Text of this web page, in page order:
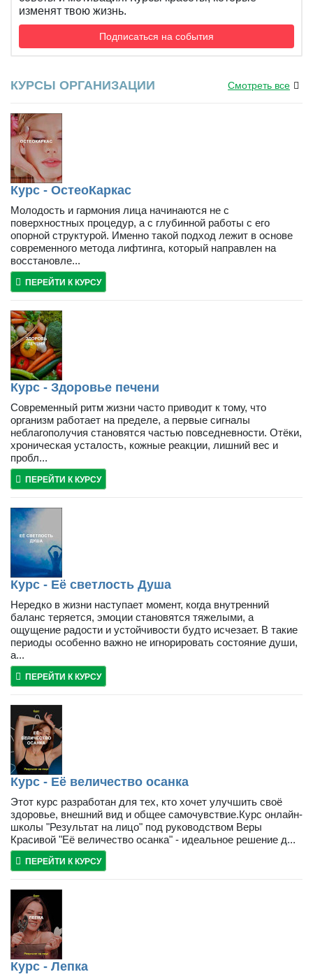
изменят твою жизнь.
Подписаться на события
КУРСЫ ОРГАНИЗАЦИИ Смотреть все
Курс - ОстеоКаркас
Молодость и гармония лица начинаются не с
поверхностных процедур, а с глубинной работы с его
опорной структурой. Именно такой подход лежит в основе
современного метода лифтинга, который направлен на
восстановле...
ПЕРЕЙТИ К КУРСУ
Курс - Здоровье печени
Современный ритм жизни часто приводит к тому, что
организм работает на пределе, а первые сигналы
неблагополучия становятся частью повседневности. Отёки,
хроническая усталость, кожные реакции, лишний вес и
пробл...
ПЕРЕЙТИ К КУРСУ
Курс - Её светлость Душа
Нередко в жизни наступает момент, когда внутренний
баланс теряется, эмоции становятся тяжелыми, а
ощущение радости и устойчивости будто исчезает. В такие
периоды особенно важно не игнорировать состояние души,
а...
ПЕРЕЙТИ К КУРСУ
Курс - Её величество осанка
Этот курс разработан для тех, кто хочет улучшить своё
здоровье, внешний вид и общее самочувствие.Курс онлайн-
школы "Результат на лицо" под руководством Веры
Красивой "Её величество осанка" - идеальное решение д...
ПЕРЕЙТИ К КУРСУ
Курс - Лепка